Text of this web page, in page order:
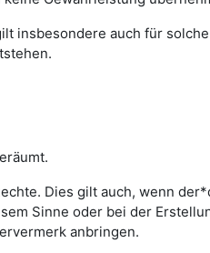
insbesondere auch für
Dies gilt auch, wenn
Sinne oder bei der
anbringen.